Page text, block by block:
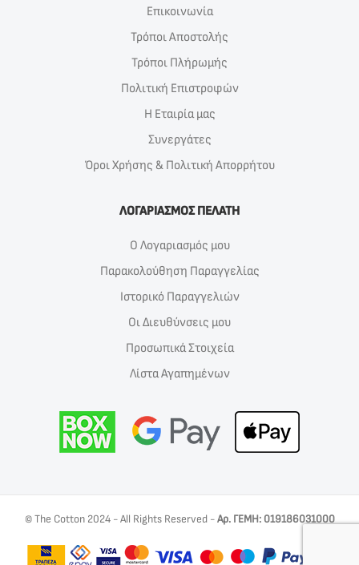
Επικοινωνία
Τρόποι Αποστολής
Τρόποι Πλήρωμής
Πολιτική Επιστροφών
Η Εταιρία μας
Συνεργάτες
Όροι Χρήσης & Πολιτική Απορρήτου
ΛΟΓΑΡΙΑΣΜΟΣ ΠΕΛΑΤΗ
Ο Λογαριασμός μου
Παρακολούθηση Παραγγελίας
Ιστορικό Παραγγελιών
Οι Διευθύνσεις μου
Προσωπικά Στοιχεία
Λίστα Αγαπημένων
© The Cotton 2024 - All Rights Reserved -Αρ. ΓΕΜΗ: 019186031000